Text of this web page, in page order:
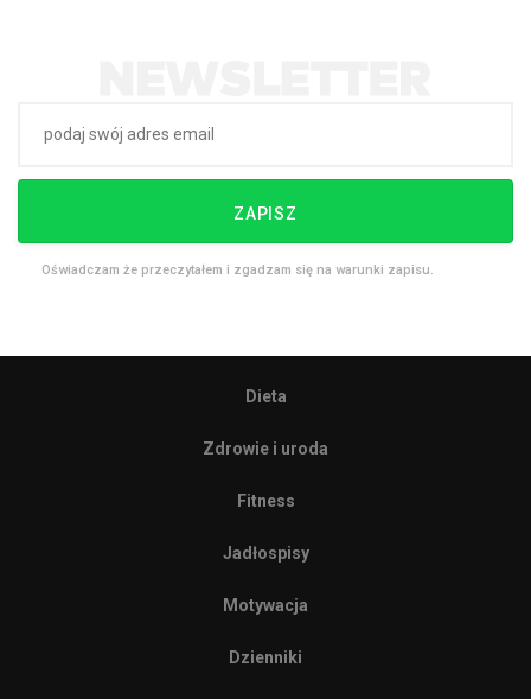
ZAPISZ
Oświadczam że przeczytałem i zgadzam się na warunki zapisu.
Dieta
Zdrowie i uroda
Fitness
Jadłospisy
Motywacja
Dzienniki